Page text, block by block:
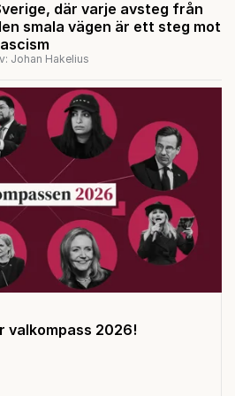
där varje avsteg från
smala vägen är ett steg mot
Johan Hakelius
valkompass 2026!